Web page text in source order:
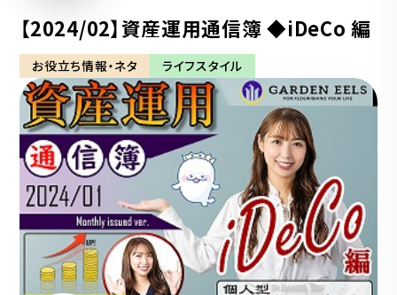
【2024/02】資産運用通信簿 ◆iDeCo 編
お役立ち情報・ネタ ライフスタイル